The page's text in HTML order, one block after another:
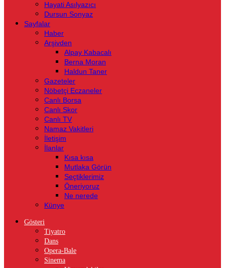
Hayati Asılyazıcı
Dursun Sonyaz
Sayfalar
Haber
Arşivden
Alpay Kabacalı
Berna Moran
Haldun Taner
Gazeteler
Nöbetçi Eczaneler
Canlı Borsa
Canlı Skor
Canlı TV
Namaz Vakitleri
İletişim
İlanlar
Kısa kısa
Mutlaka Görün
Seçtiklerimiz
Öneriyoruz
Ne nerede
Künye
Gösteri
Tiyatro
Dans
Opera-Bale
Sinema